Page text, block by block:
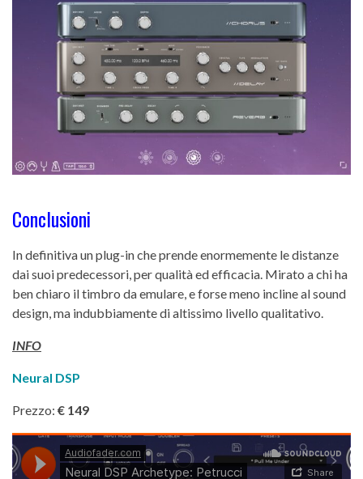
Conclusioni
In definitiva un plug-in che prende enormemente le distanze
dai suoi predecessori, per qualità ed efficacia. Mirato a chi ha
ben chiaro il timbro da emulare, e forse meno incline al sound
design, ma indubbiamente di altissimo livello qualitativo.
INFO
Neural DSP
Prezzo: € 149